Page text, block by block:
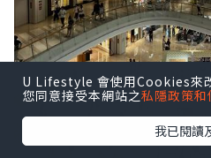
U Lifestyle 會使用Cookies來
您同意接受本網站之私隱政策和
我已閱讀